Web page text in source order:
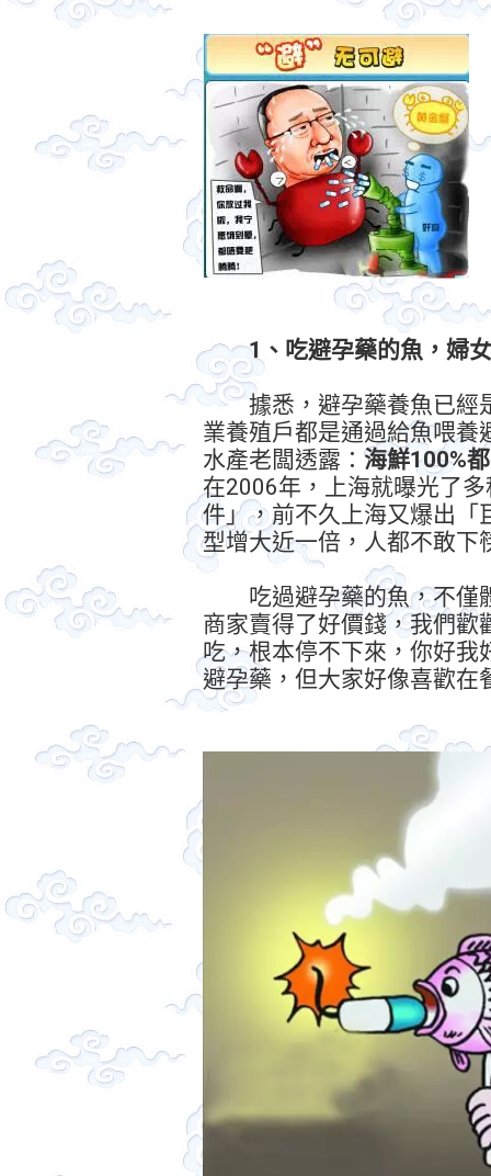
1、吃避孕藥的魚，婦
據悉，避孕藥養魚已經
業養殖戶都是通過給魚喂養
水產老闆透露： 海鮮100%
在2006年，上海就曝光了
件」，前不久上海又爆出「
型增大近一倍，人都不敢下
吃過避孕藥的魚，不僅
商家賣得了好價錢，我們歡
吃，根本停不下來，你好
避孕藥，但大家好像喜歡在